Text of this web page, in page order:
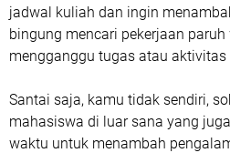
jadwal kuliah dan ingin
bingung mencari pekerjaan
mengganggu tugas atau aktivitas
Santai saja, kamu tidak sendiri,
mahasiswa di luar sana yang
waktu untuk menambah